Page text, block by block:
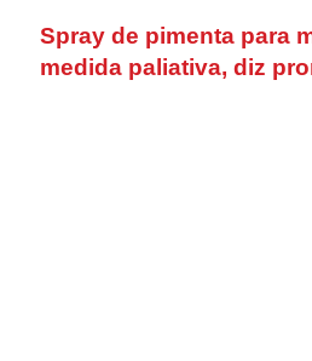
Spray de pimenta para
medida paliativa, diz